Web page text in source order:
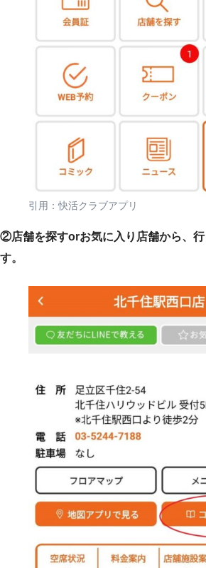
引用：快活クラブアプリ
②店舗を探すorお気に入り店舗から、行
す。